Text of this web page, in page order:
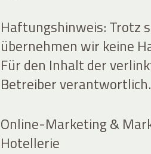
Haftungshinweis: Trotz
übernehmen wir keine
Für den Inhalt der
Betreiber verantwortlich.
Online-Marketing &
Hotellerie